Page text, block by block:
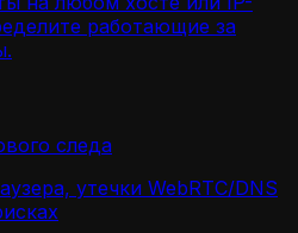
работающие за
следа
утечки WebRTC/DNS